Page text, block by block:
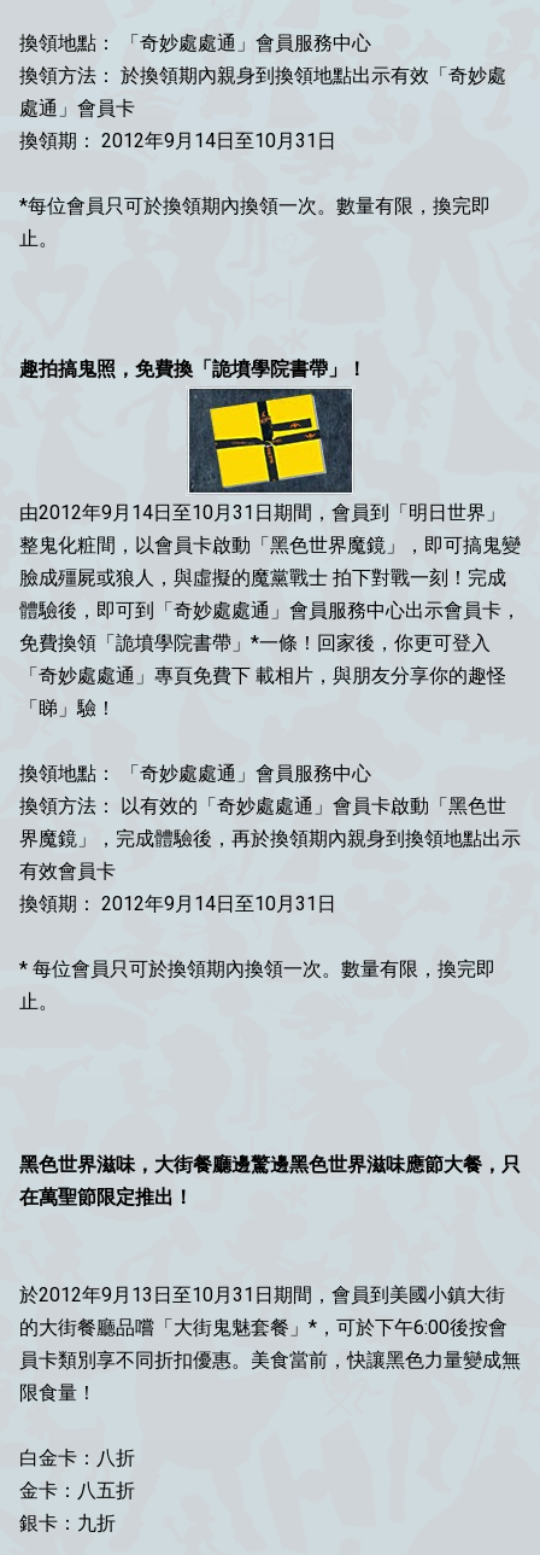
換領地點： 「奇妙處處通」會員服務中心
換領方法： 於換領期內親身到換領地點出示有效「奇妙處
處通」會員卡
換領期： 2012年9月14日至10月31日
*每位會員只可於換領期內換領一次。數量有限，換完即
止。
趣拍搞鬼照，免費換「詭墳學院書帶」！
由2012年9月14日至10月31日期間，會員到「明日世界」
整鬼化粧間，以會員卡啟動「黑色世界魔鏡」，即可搞鬼變
臉成殭屍或狼人，與虛擬的魔黨戰士 拍下對戰一刻！完成
體驗後，即可到「奇妙處處通」會員服務中心出示會員卡，
免費換領「詭墳學院書帶」*一條！回家後，你更可登入
「奇妙處處通」專頁免費下 載相片，與朋友分享你的趣怪
「睇」驗！
換領地點： 「奇妙處處通」會員服務中心
換領方法： 以有效的「奇妙處處通」會員卡啟動「黑色世
界魔鏡」，完成體驗後，再於換領期內親身到換領地點出示
有效會員卡
換領期： 2012年9月14日至10月31日
* 每位會員只可於換領期內換領一次。數量有限，換完即
止。
黑色世界滋味，大街餐廳邊驚邊黑色世界滋味應節大餐，只
在萬聖節限定推出！
於2012年9月13日至10月31日期間，會員到美國小鎮大街
的大街餐廳品嚐「大街鬼魅套餐」*，可於下午6:00後按會
員卡類別享不同折扣優惠。美食當前，快讓黑色力量變成無
限食量！
白金卡：八折
金卡：八五折
銀卡：九折